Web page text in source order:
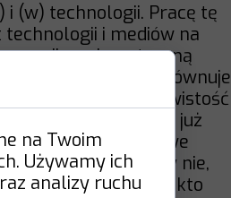
i (w) technologii. Pracę tę
i mediów na
a sztuczną
omawia i porównuje
rzeczywistość
teoria qualiów jest już
dotychczasowe
się to podoba czy nie,
dla każdego, kto
na Twoim
Używamy ich
analizy ruchu